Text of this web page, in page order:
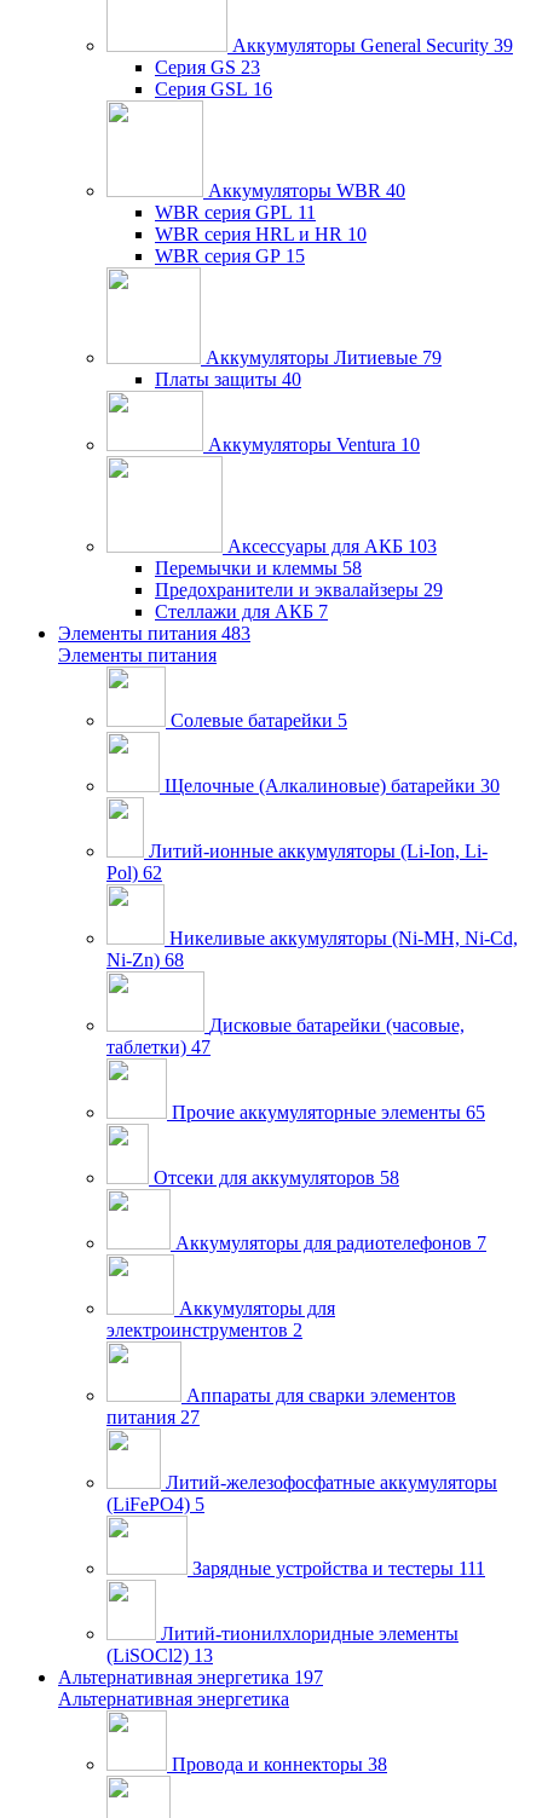
Аккумуляторы General Security 39
Серия GS 23
Серия GSL 16
Аккумуляторы WBR 40
WBR серия GPL 11
WBR серия HRL и HR 10
WBR серия GP 15
Аккумуляторы Литиевые 79
Платы защиты 40
Аккумуляторы Ventura 10
Аксессуары для АКБ 103
Перемычки и клеммы 58
Предохранители и эквалайзеры 29
Стеллажи для АКБ 7
Элементы питания 483
Элементы питания
Солевые батарейки 5
Щелочные (Алкалиновые) батарейки 30
Литий-ионные аккумуляторы (Li-Ion, Li-
Pol) 62
Никеливые аккумуляторы (Ni-MH, Ni-Cd,
Ni-Zn) 68
Дисковые батарейки (часовые,
таблетки) 47
Прочие аккумуляторные элементы 65
Отсеки для аккумуляторов 58
Аккумуляторы для радиотелефонов 7
Аккумуляторы для
электроинструментов 2
Аппараты для сварки элементов
питания 27
Литий-железофосфатные аккумуляторы
(LiFePO4) 5
Зарядные устройства и тестеры 111
Литий-тионилхлоридные элементы
(LiSOCl2) 13
Альтернативная энергетика 197
Альтернативная энергетика
Провода и коннекторы 38